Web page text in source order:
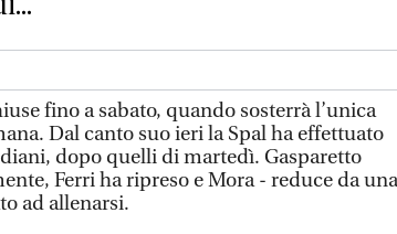
fino a sabato, quando sosterrà l’unica
Dal canto suo ieri la Spal ha effettuato
dopo quelli di martedì. Gasparetto
Ferri ha ripreso e Mora - reduce da una
ad allenarsi.